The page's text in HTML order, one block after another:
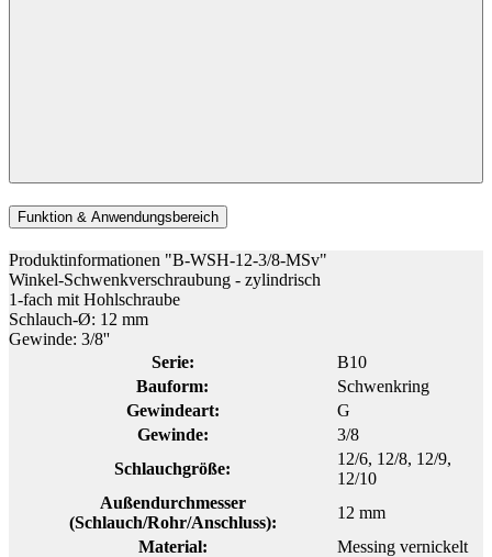
Funktion & Anwendungsbereich
Produktinformationen "B-WSH-12-3/8-MSv"
Winkel-Schwenkverschraubung - zylindrisch
1-fach mit Hohlschraube
Schlauch-Ø: 12 mm
Gewinde: 3/8''
Serie:
B10
Bauform:
Schwenkring
Gewindeart:
G
Gewinde:
3/8
Schlauchgröße:
12/6, 12/8, 12/9,
12/10
Außendurchmesser
(Schlauch/Rohr/Anschluss):
12 mm
Material:
Messing vernickelt